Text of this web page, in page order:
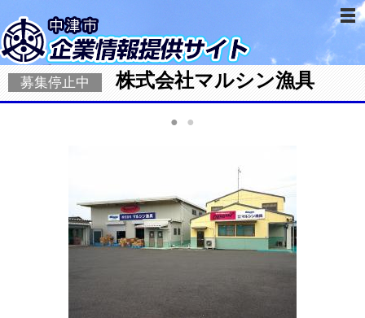
募集停止中 株式会社マルシン漁具
● ●